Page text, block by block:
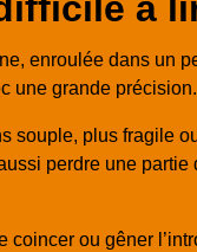
à
enroulée dans un
une grande précision.
souple, plus fragile
perdre une
ou gêner